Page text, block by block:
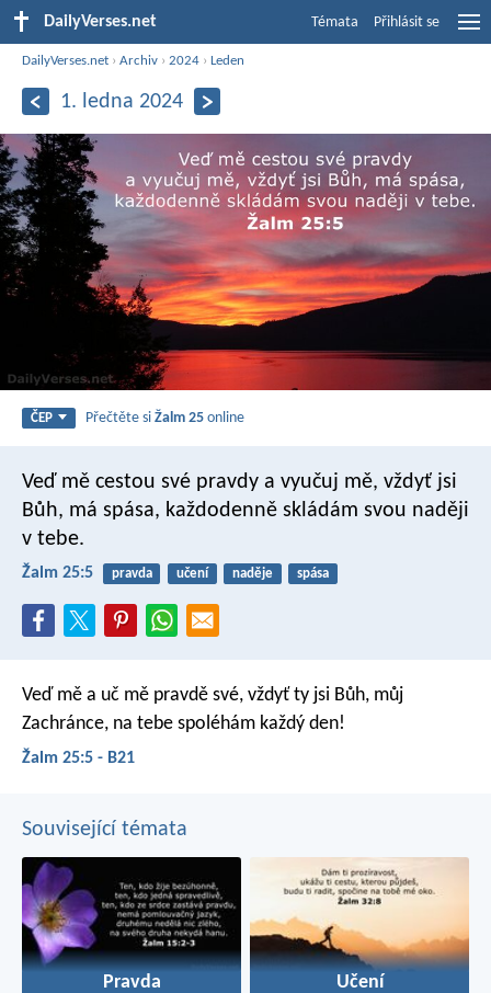
DailyVerses.net Témata Přihlásit se
DailyVerses.net ›Archiv ›2024 ›Leden
1. ledna 2024
ČEP Přečtěte siŽalm 25 online
Veď mě cestou své pravdy a vyučuj mě, vždyť jsi
Bůh, má spása, každodenně skládám svou naději
v tebe.
Žalm 25:5 pravda učení naděje spása
Veď mě a uč mě pravdě své, vždyť ty jsi Bůh, můj
Zachránce, na tebe spoléhám každý den!
Žalm 25:5 - B21
Související témata
Pravda Učení